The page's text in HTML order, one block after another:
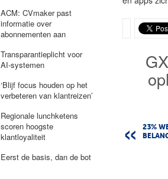
23%
ACM: CVmaker past
informatie over
abonnementen aan
Transparantieplicht voor
AI-systemen
‘Blijf focus houden op het
verbeteren van klantreizen’
Regionale lunchketens
scoren hoogste
klantloyaliteit
Eerst de basis, dan de bot